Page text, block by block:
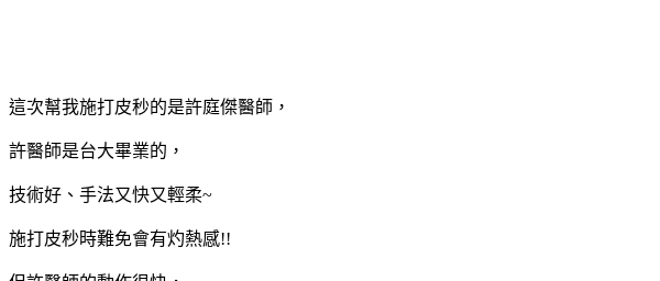
這次幫我施打皮秒的是許庭傑醫師，
許醫師是台大畢業的，
技術好、手法又快又輕柔~
施打皮秒時難免會有灼熱感!!